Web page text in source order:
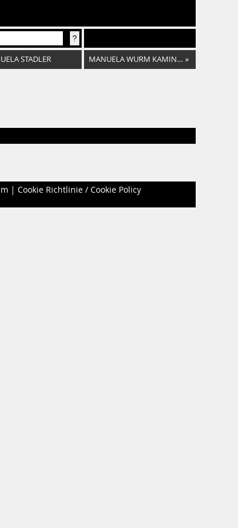
STADLER MANUELA WURM KAMINSKI »
| Cookie Richtlinie / Cookie Policy